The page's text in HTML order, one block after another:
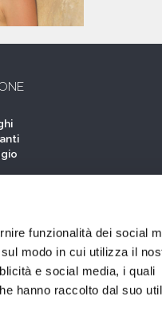
funzionalità dei social
modo in cui utilizza il
e social media, i quali
hanno raccolto dal suo
Story